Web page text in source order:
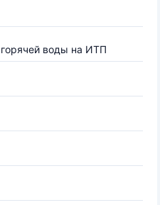
воды на ИТП